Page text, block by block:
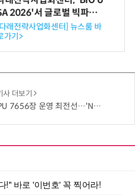
2026'서 글로벌 빅파마
의 비즈니스 미팅 지원…K
이오 해외 진출 교두보 확
래전략사업화센터] 뉴스룸 바
가기>
사 더보기
장 운영 최전선…'NHN 팩토리X' 가보니